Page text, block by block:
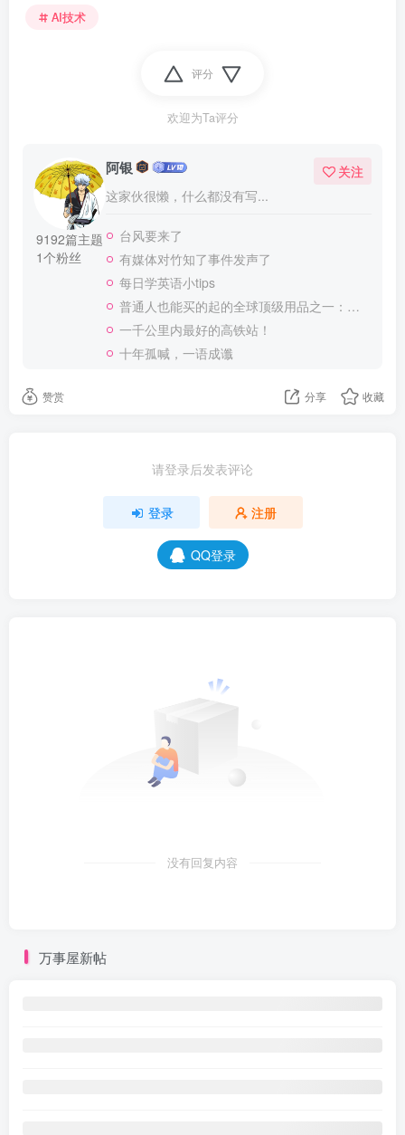
AI技术
评分
欢迎为Ta评分
9192篇主题
1个粉丝
阿银
这家伙很懒，什么都没有写...
关注
台风要来了
有媒体对竹知了事件发声了
每日学英语小tips
普通人也能买的起的全球顶级用品之一：WD-40润滑除锈剂！
一千公里内最好的高铁站！
十年孤喊，一语成谶
赞赏 分享 收藏
请登录后发表评论
登录 注册
QQ登录
没有回复内容
万事屋新帖